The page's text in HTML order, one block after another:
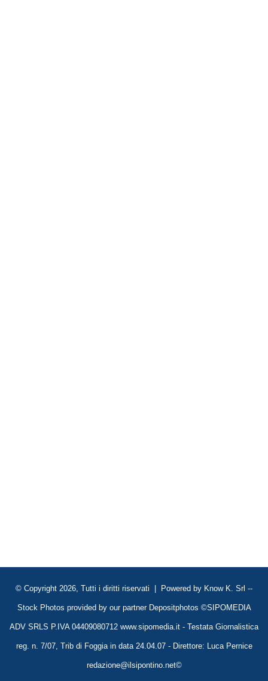
© Copyright 2026, Tutti i diritti riservati | Powered by Know K. Srl --
Stock Photos provided by our partner Depositphotos ©SIPOMEDIA
ADV SRLS P.IVA 04409080712 www.sipomedia.it - Testata Giornalistica
reg. n. 7/07, Trib di Foggia in data 24.04.07 - Direttore: Luca Pernice
redazione@ilsipontino.net©